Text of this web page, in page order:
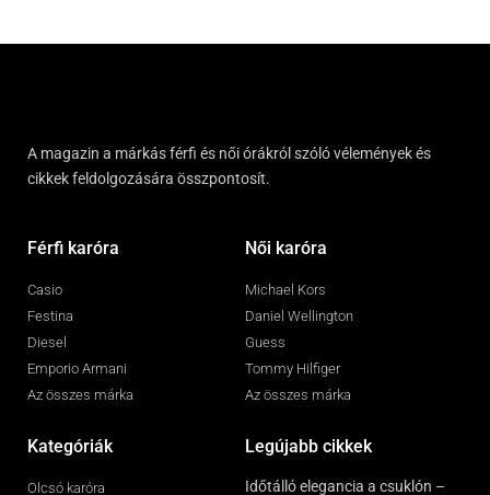
A magazin a márkás férfi és női órákról szóló vélemények és
cikkek feldolgozására összpontosít.
Férfi karóra
Casio
Festina
Diesel
Emporio Armani
Az összes márka
Női karóra
Michael Kors
Daniel Wellington
Guess
Tommy Hilfiger
Az összes márka
Kategóriák
Olcsó karóra
Legújabb cikkek
Időtálló elegancia a csuklón –